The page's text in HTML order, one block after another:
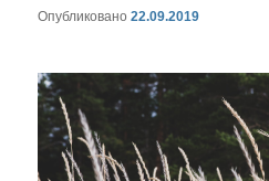
Опубликовано22.09.2019